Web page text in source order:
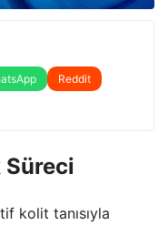
Reddit
Süreci
kolit tanısıyla